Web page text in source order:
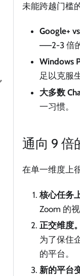
未能跨越门槛
Google+
——2-3 倍
Windows
足以克服
大多数
一习惯。
通向 9 倍
在单一维度上
核心任务
Zoom 的
正交维度。
为了保住
的平台。
新的平台